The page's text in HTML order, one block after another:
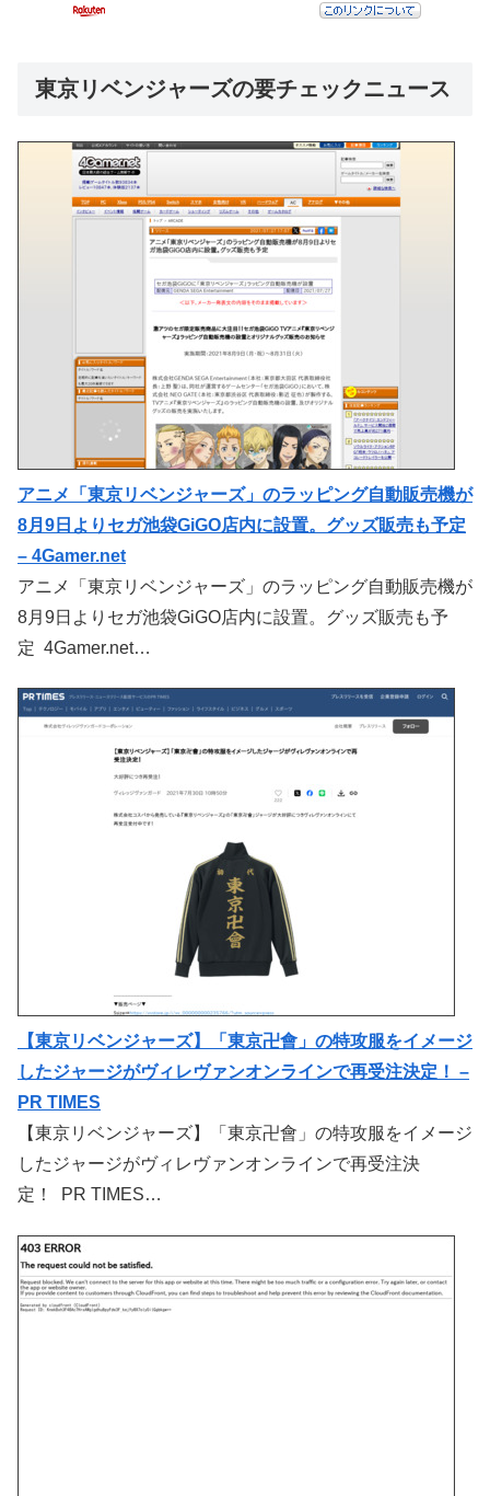
東京リベンジャーズの要チェックニュース
アニメ「東京リベンジャーズ」のラッピング自動販売機が
8月9日よりセガ池袋GiGO店内に設置。グッズ販売も予定
– 4Gamer.net
アニメ「東京リベンジャーズ」のラッピング自動販売機が
8月9日よりセガ池袋GiGO店内に設置。グッズ販売も予
定 4Gamer.net…
【東京リベンジャーズ】「東京卍會」の特攻服をイメージ
したジャージがヴィレヴァンオンラインで再受注決定！ –
PR TIMES
【東京リベンジャーズ】「東京卍會」の特攻服をイメージ
したジャージがヴィレヴァンオンラインで再受注決
定！ PR TIMES…